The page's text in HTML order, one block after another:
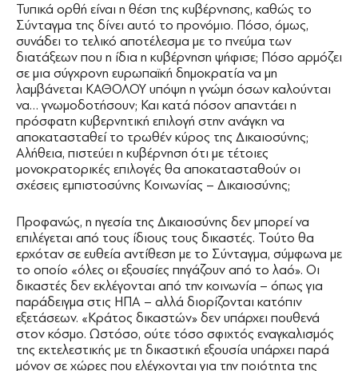
Τυπικά ορθή είναι η θέση της κυβέρνησης, καθώς το
Σύνταγμα της δίνει αυτό το προνόμιο. Πόσο, όμως,
συνάδει το τελικό αποτέλεσμα με το πνεύμα των
διατάξεων που η ίδια η κυβέρνηση ψήφισε; Πόσο αρμόζει
σε μια σύγχρονη ευρωπαϊκή δημοκρατία να μη
λαμβάνεται ΚΑΘΟΛΟΥ υπόψη η γνώμη όσων καλούνται
να… γνωμοδοτήσουν; Και κατά πόσον απαντάει η
πρόσφατη κυβερνητική επιλογή στην ανάγκη να
αποκατασταθεί το τρωθέν κύρος της Δικαιοσύνης;
Αλήθεια, πιστεύει η κυβέρνηση ότι με τέτοιες
μονοκρατορικές επιλογές θα αποκατασταθούν οι
σχέσεις εμπιστοσύνης Κοινωνίας – Δικαιοσύνης;
Προφανώς, η ηγεσία της Δικαιοσύνης δεν μπορεί να
επιλέγεται από τους ίδιους τους δικαστές. Τούτο θα
ερχόταν σε ευθεία αντίθεση με το Σύνταγμα, σύμφωνα με
το οποίο «όλες οι εξουσίες πηγάζουν από το λαό». Οι
δικαστές δεν εκλέγονται από την κοινωνία – όπως για
παράδειγμα στις ΗΠΑ – αλλά διορίζονται κατόπιν
εξετάσεων. «Κράτος δικαστών» δεν υπάρχει πουθενά
στον κόσμο. Ωστόσο, ούτε τόσο σφιχτός εναγκαλισμός
της εκτελεστικής με τη δικαστική εξουσία υπάρχει παρά
μόνον σε χώρες που ελέγχονται για την ποιότητα της